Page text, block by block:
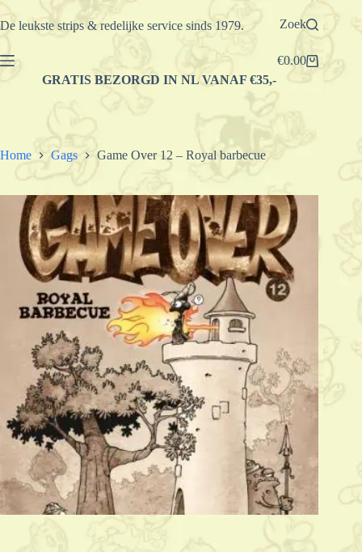
Ga
naar
De leukste strips & redelijke service sinds 1979. Zoek
Winkelwagen
€0.00
GRATIS BEZORGD IN NL VANAF €35,-
Home Gags Game Over 12 – Royal barbecue